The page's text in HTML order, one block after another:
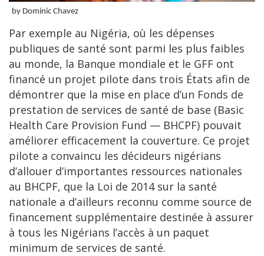
by Dominic Chavez
Par exemple au Nigéria, où les dépenses
publiques de santé sont parmi les plus faibles
au monde, la Banque mondiale et le GFF ont
financé un projet pilote dans trois États afin de
démontrer que la mise en place d’un Fonds de
prestation de services de santé de base (Basic
Health Care Provision Fund — BHCPF) pouvait
améliorer efficacement la couverture. Ce projet
pilote a convaincu les décideurs nigérians
d’allouer d’importantes ressources nationales
au BHCPF, que la Loi de 2014 sur la santé
nationale a d’ailleurs reconnu comme source de
financement supplémentaire destinée à assurer
à tous les Nigérians l’accès à un paquet
minimum de services de santé.